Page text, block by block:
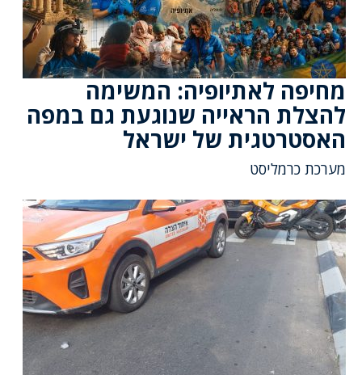
מחיפה לאתיופיה: המשימה
להצלת הראייה שנוגעת גם במפה
האסטרטגית של ישראל
מערכת כרמליסט